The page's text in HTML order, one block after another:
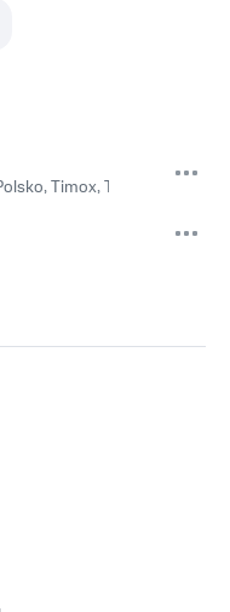
Timox, Tonton Alka &